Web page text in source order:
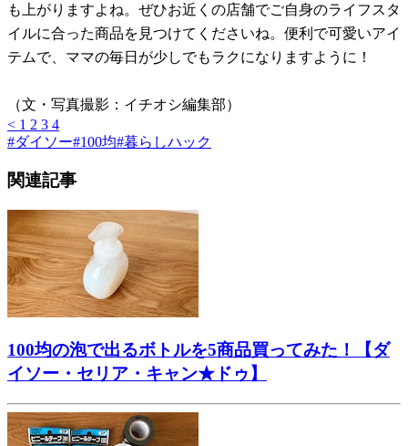
も上がりますよね。ぜひお近くの店舗でご自身のライフスタ
イルに合った商品を見つけてくださいね。便利で可愛いアイ
テムで、ママの毎日が少しでもラクになりますように！
（文・写真撮影：イチオシ編集部）
< 1 2 3 4
#ダイソー#100均#暮らしハック
関連記事
100均の泡で出るボトルを5商品買ってみた！【ダ
イソー・セリア・キャン★ドゥ】